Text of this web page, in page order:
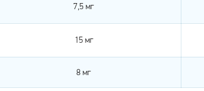
7,5 мг
15 мг
8 мг